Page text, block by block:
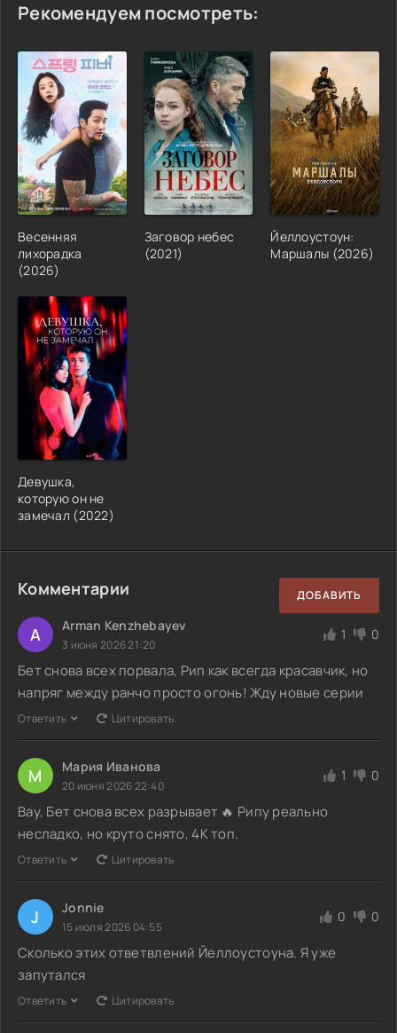
Рекомендуем посмотреть:
Весенняя
лихорадка
(2026)
Заговор небес
(2021)
Йеллоустоун:
Маршалы (2026)
Девушка,
которую он не
замечал (2022)
Комментарии ДОБАВИТЬ
A Arman Kenzhebayev
3 июня 2026 21:20
1 0
Бет снова всех порвала, Рип как всегда красавчик, но
напряг между ранчо просто огонь! Жду новые серии
Ответить Цитировать
М Мария Иванова
20 июня 2026 22:40
1 0
Вау, Бет снова всех разрывает 🔥 Рипу реально
несладко, но круто снято, 4K топ.
Ответить Цитировать
J Jonnie
15 июля 2026 04:55
0 0
Сколько этих ответвлений Йеллоустоуна. Я уже
запутался
Ответить Цитировать